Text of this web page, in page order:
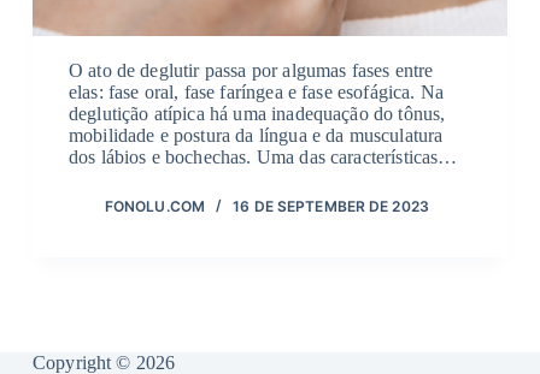
O ato de deglutir passa por algumas fases entre
elas: fase oral, fase faríngea e fase esofágica. Na
deglutição atípica há uma inadequação do tônus,
mobilidade e postura da língua e da musculatura
dos lábios e bochechas. Uma das características…
FONOLU.COM 16 DE SEPTEMBER DE 2023
Copyright © 2026